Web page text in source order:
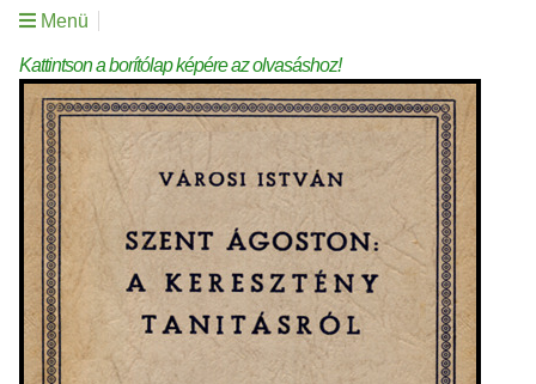
Menü
Kattintson a borítólap képére az olvasáshoz!